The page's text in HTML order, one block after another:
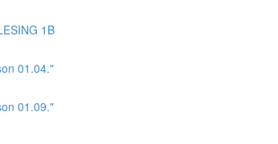
1B
01.04."
01.09."